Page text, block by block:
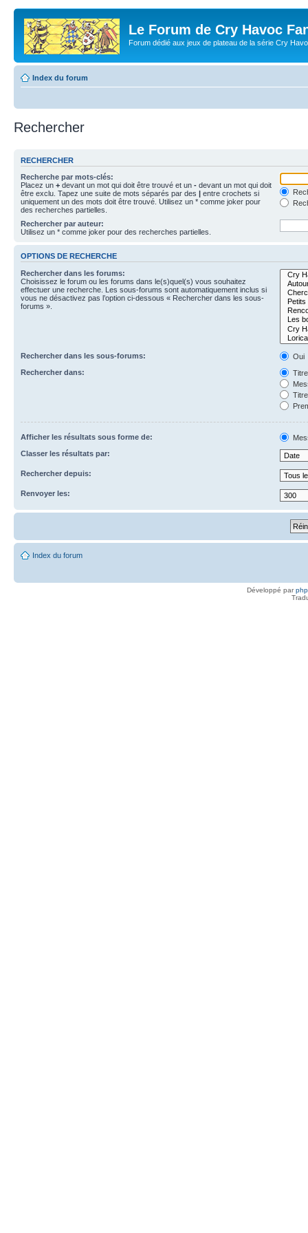
Le Forum de Cry Havoc
Forum dédié aux jeux de plateau de la série Cry
Index du forum
Rechercher
RECHERCHER
Recherche par mots-clés:
Placez un + devant un mot qui doit être trouvé et un - devant un mot qui doit
être exclu. Tapez une suite de mots séparés par des | entre crochets si
uniquement un des mots doit être trouvé. Utilisez un * comme joker pour
des recherches partielles.
Rechercher par auteur:
Utilisez un * comme joker pour des recherches partielles.
OPTIONS DE RECHERCHE
Rechercher dans les forums:
Choisissez le forum ou les forums dans le(s)quel(s) vous souhaitez
effectuer une recherche. Les sous-forums sont automatiquement inclus si
vous ne désactivez pas l’option ci-dessous « Rechercher dans les sous-
forums ».
Rechercher dans les sous-forums:
Oui
Rechercher dans:
Afficher les résultats sous forme de:
Classer les résultats par:
Rechercher depuis:
Renvoyer les:
Index du forum
Développé par